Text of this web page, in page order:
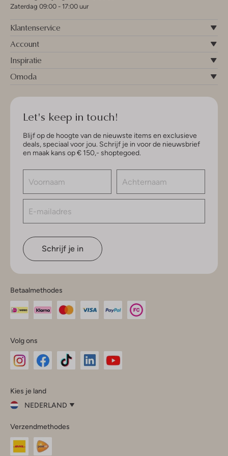
Zaterdag 09:00 - 17:00 uur
Klantenservice
Account
Inspiratie
Omoda
Let's keep in touch!
Blijf op de hoogte van de nieuwste items en exclusieve
deals, speciaal voor jou. Schrijf je in voor de nieuwsbrief
en maak kans op € 150,- shoptegoed.
Schrijf je in
Betaalmethodes
Volg ons
InstagramFacebook
Kies je land
NEDERLAND
je
land
Nederland
Verzendmethodes